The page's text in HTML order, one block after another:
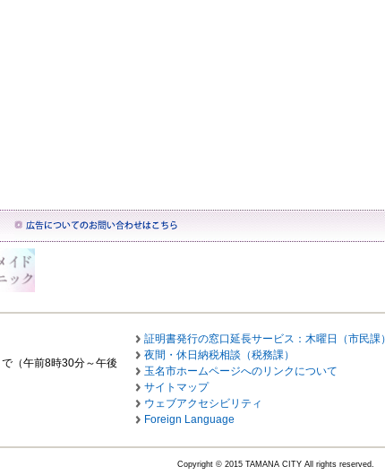
（午前8時30分～午後
証明書発行の窓口延長サービス：木曜日（市民課）
夜間・休日納税相談（税務課）
玉名市ホームページへのリンクについて
サイトマップ
ウェブアクセシビリティ
Foreign Language
Copyright © 2015 TAMANA CITY All rights reserved.